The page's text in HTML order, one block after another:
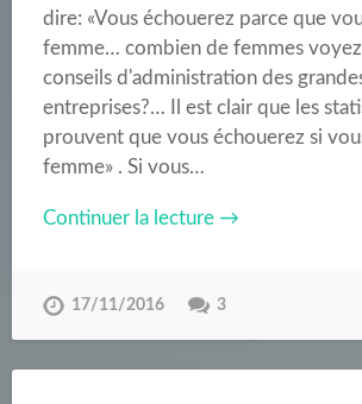
dire: «Vous échouerez parce que
femme… combien de femmes
conseils d'administration des
entreprises?… Il est clair que les
prouvent que vous échouerez si
femme» . Si vous…
Continuer la lecture →
17/11/2016 3